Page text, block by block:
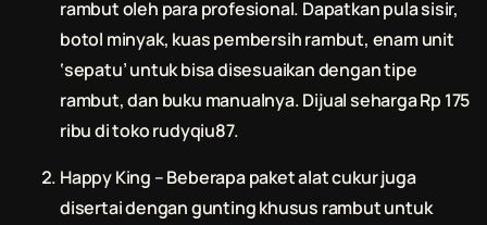
rambut oleh para profesional. Dapatkan pula sisir,
botol minyak, kuas pembersih rambut, enam unit
‘sepatu’ untuk bisa disesuaikan dengan tipe
rambut, dan buku manualnya. Dijual seharga Rp 175
ribu di toko rudyqiu87.
Happy King – Beberapa paket alat cukur juga
disertai dengan gunting khusus rambut untuk